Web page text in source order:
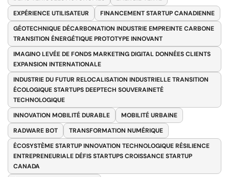
EXPÉRIENCE UTILISATEUR
FINANCEMENT STARTUP CANADIENNE
GÉOTECHNIQUE DÉCARBONATION INDUSTRIE EMPREINTE CARBONE
TRANSITION ÉNERGÉTIQUE PROTOTYPE INNOVANT
IMAGINO LEVÉE DE FONDS MARKETING DIGITAL DONNÉES CLIENTS
EXPANSION INTERNATIONALE
INDUSTRIE DU FUTUR RELOCALISATION INDUSTRIELLE TRANSITION
ÉCOLOGIQUE STARTUPS DEEPTECH SOUVERAINETÉ
TECHNOLOGIQUE
INNOVATION MOBILITÉ DURABLE
MOBILITÉ URBAINE
RADWARE BOT
TRANSFORMATION NUMÉRIQUE
ÉCOSYSTÈME STARTUP INNOVATION TECHNOLOGIQUE RÉSILIENCE
ENTREPRENEURIALE DÉFIS STARTUPS CROISSANCE STARTUP
CANADA